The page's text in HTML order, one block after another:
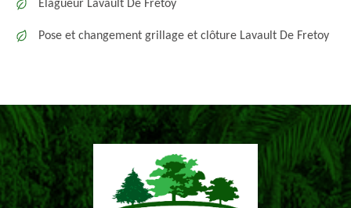
Elagueur Lavault De Fretoy
Pose et changement grillage et clôture Lavault De Fretoy